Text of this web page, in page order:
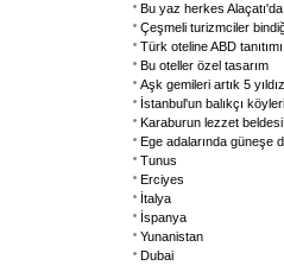
Bu yaz herkes Alaçatı'da
Çeşmeli turizmciler
Türk oteline ABD tanıtımı
Bu oteller özel tasarım
Aşk gemileri artık 5
İstanbul'un balıkçı köyleri
Karaburun lezzet
Ege adalarında güneşe
Tunus
Erciyes
İtalya
İspanya
Yunanistan
Dubai